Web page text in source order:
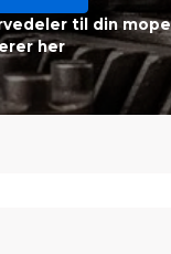
til din
her